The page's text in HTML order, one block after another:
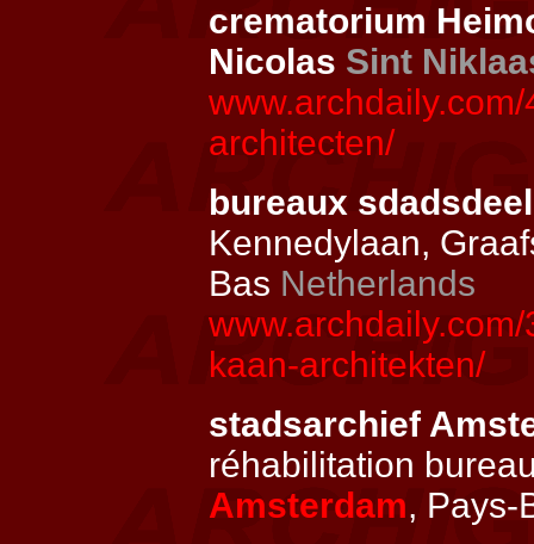
crematorium
Nicolas Sint
architecten/
bureaux
Kennedylaan,
Bas Netherlands
kaan-architekten/
stadsarchief
réhabilitation
Amsterdam,